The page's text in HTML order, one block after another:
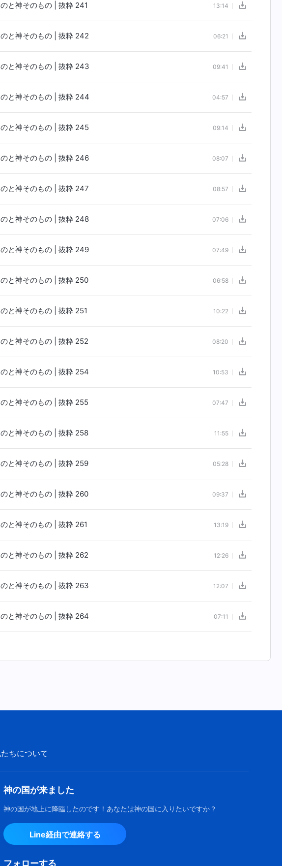
と神そのもの | 抜粋 241 13:14
と神そのもの | 抜粋 242 06:21
と神そのもの | 抜粋 243 09:41
と神そのもの | 抜粋 244 04:57
と神そのもの | 抜粋 245 09:14
と神そのもの | 抜粋 246 08:07
と神そのもの | 抜粋 247 08:57
と神そのもの | 抜粋 248 07:06
と神そのもの | 抜粋 249 07:49
と神そのもの | 抜粋 250 06:58
と神そのもの | 抜粋 251 10:22
と神そのもの | 抜粋 252 08:20
と神そのもの | 抜粋 254 10:53
と神そのもの | 抜粋 255 07:47
と神そのもの | 抜粋 258 11:55
と神そのもの | 抜粋 259 05:28
と神そのもの | 抜粋 260 09:37
と神そのもの | 抜粋 261 13:19
と神そのもの | 抜粋 262 12:26
と神そのもの | 抜粋 263 12:07
と神そのもの | 抜粋 264 07:11
ちについて
神の国が来ました
神の国が地上に降臨したのです！あなたは神の国に入りたいですか？
Line経由で連絡する
フォローする